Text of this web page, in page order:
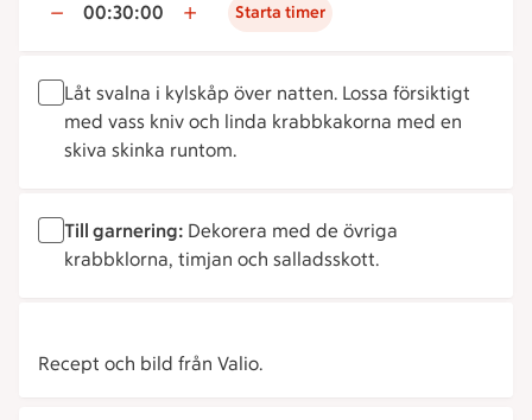
00:30:00 Starta timer
Låt svalna i kylskåp över natten. Lossa försiktigt
med vass kniv och linda krabbkakorna med en
skiva skinka runtom.
Till garnering: Dekorera med de övriga
krabbklorna, timjan och salladsskott.
Recept och bild från Valio.